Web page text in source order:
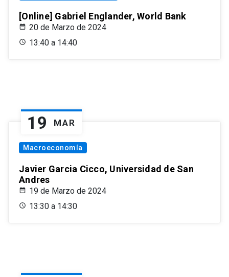
[Online] Gabriel Englander, World Bank
20 de Marzo de 2024
13:40 a 14:40
19 MAR
Macroeconomía
Javier Garcia Cicco, Universidad de San
Andres
19 de Marzo de 2024
13:30 a 14:30